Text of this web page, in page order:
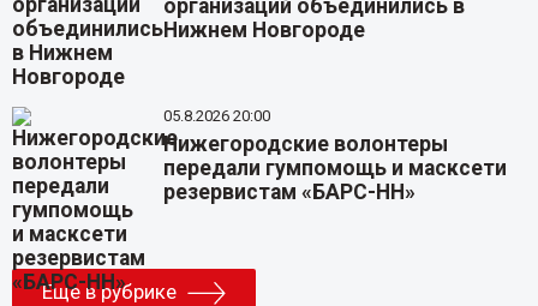
организаций объединились в
Нижнем Новгороде
05.8.2026 20:00
Нижегородские волонтеры
передали гумпомощь и масксети
резервистам «БАРС-НН»
Еще в рубрике